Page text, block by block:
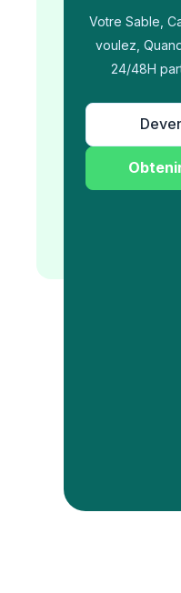
Votre Sable,
voulez,
24/48H